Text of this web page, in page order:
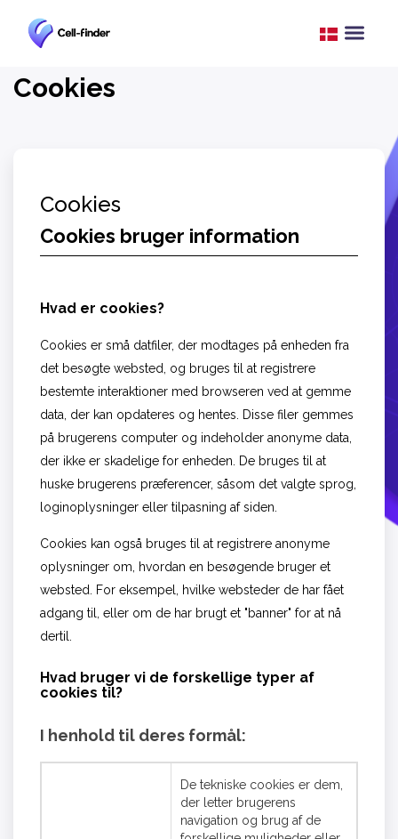
Cookies
Cookies
Cookies bruger information
Hvad er cookies?
Cookies er små datfiler, der modtages på enheden fra
det besøgte websted, og bruges til at registrere
bestemte interaktioner med browseren ved at gemme
data, der kan opdateres og hentes. Disse filer gemmes
på brugerens computer og indeholder anonyme data,
der ikke er skadelige for enheden. De bruges til at
huske brugerens præferencer, såsom det valgte sprog,
loginoplysninger eller tilpasning af siden.
Cookies kan også bruges til at registrere anonyme
oplysninger om, hvordan en besøgende bruger et
websted. For eksempel, hvilke websteder de har fået
adgang til, eller om de har brugt et "banner" for at nå
dertil.
Hvad bruger vi de forskellige typer af
cookies til?
I henhold til deres formål:
De tekniske cookies er dem,
der letter brugerens
navigation og brug af de